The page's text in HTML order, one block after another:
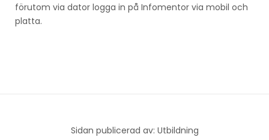
förutom via dator logga in på Infomentor via mobil och
platta.
Sidan publicerad av: Utbildning